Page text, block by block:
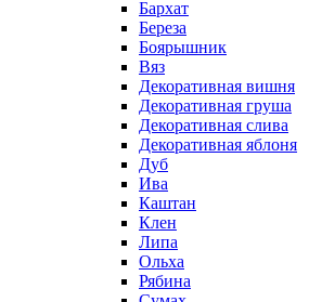
Бархат
Береза
Боярышник
Вяз
Декоративная вишня
Декоративная груша
Декоративная слива
Декоративная яблоня
Дуб
Ива
Каштан
Клен
Липа
Ольха
Рябина